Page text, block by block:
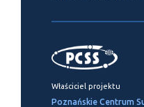
Właściciel projektu
Poznańskie Centrum